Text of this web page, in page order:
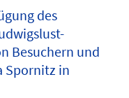
des
Besuchern und
Spornitz in